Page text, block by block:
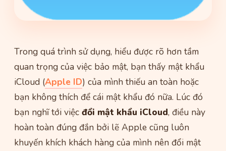
Trong quá trình sử dụng, hiểu được rõ hơn tầm
quan trọng của việc bảo mật, bạn thấy mật khẩu
iCloud (Apple ID) của mình thiếu an toàn hoặc
bạn không thích để cái mật khẩu đó nữa. Lúc đó
bạn nghĩ tới việc đổi mật khẩu iCloud, điều này
hoàn toàn đúng đắn bởi lẽ Apple cũng luôn
khuyến khích khách hàng của mình nên đổi mật